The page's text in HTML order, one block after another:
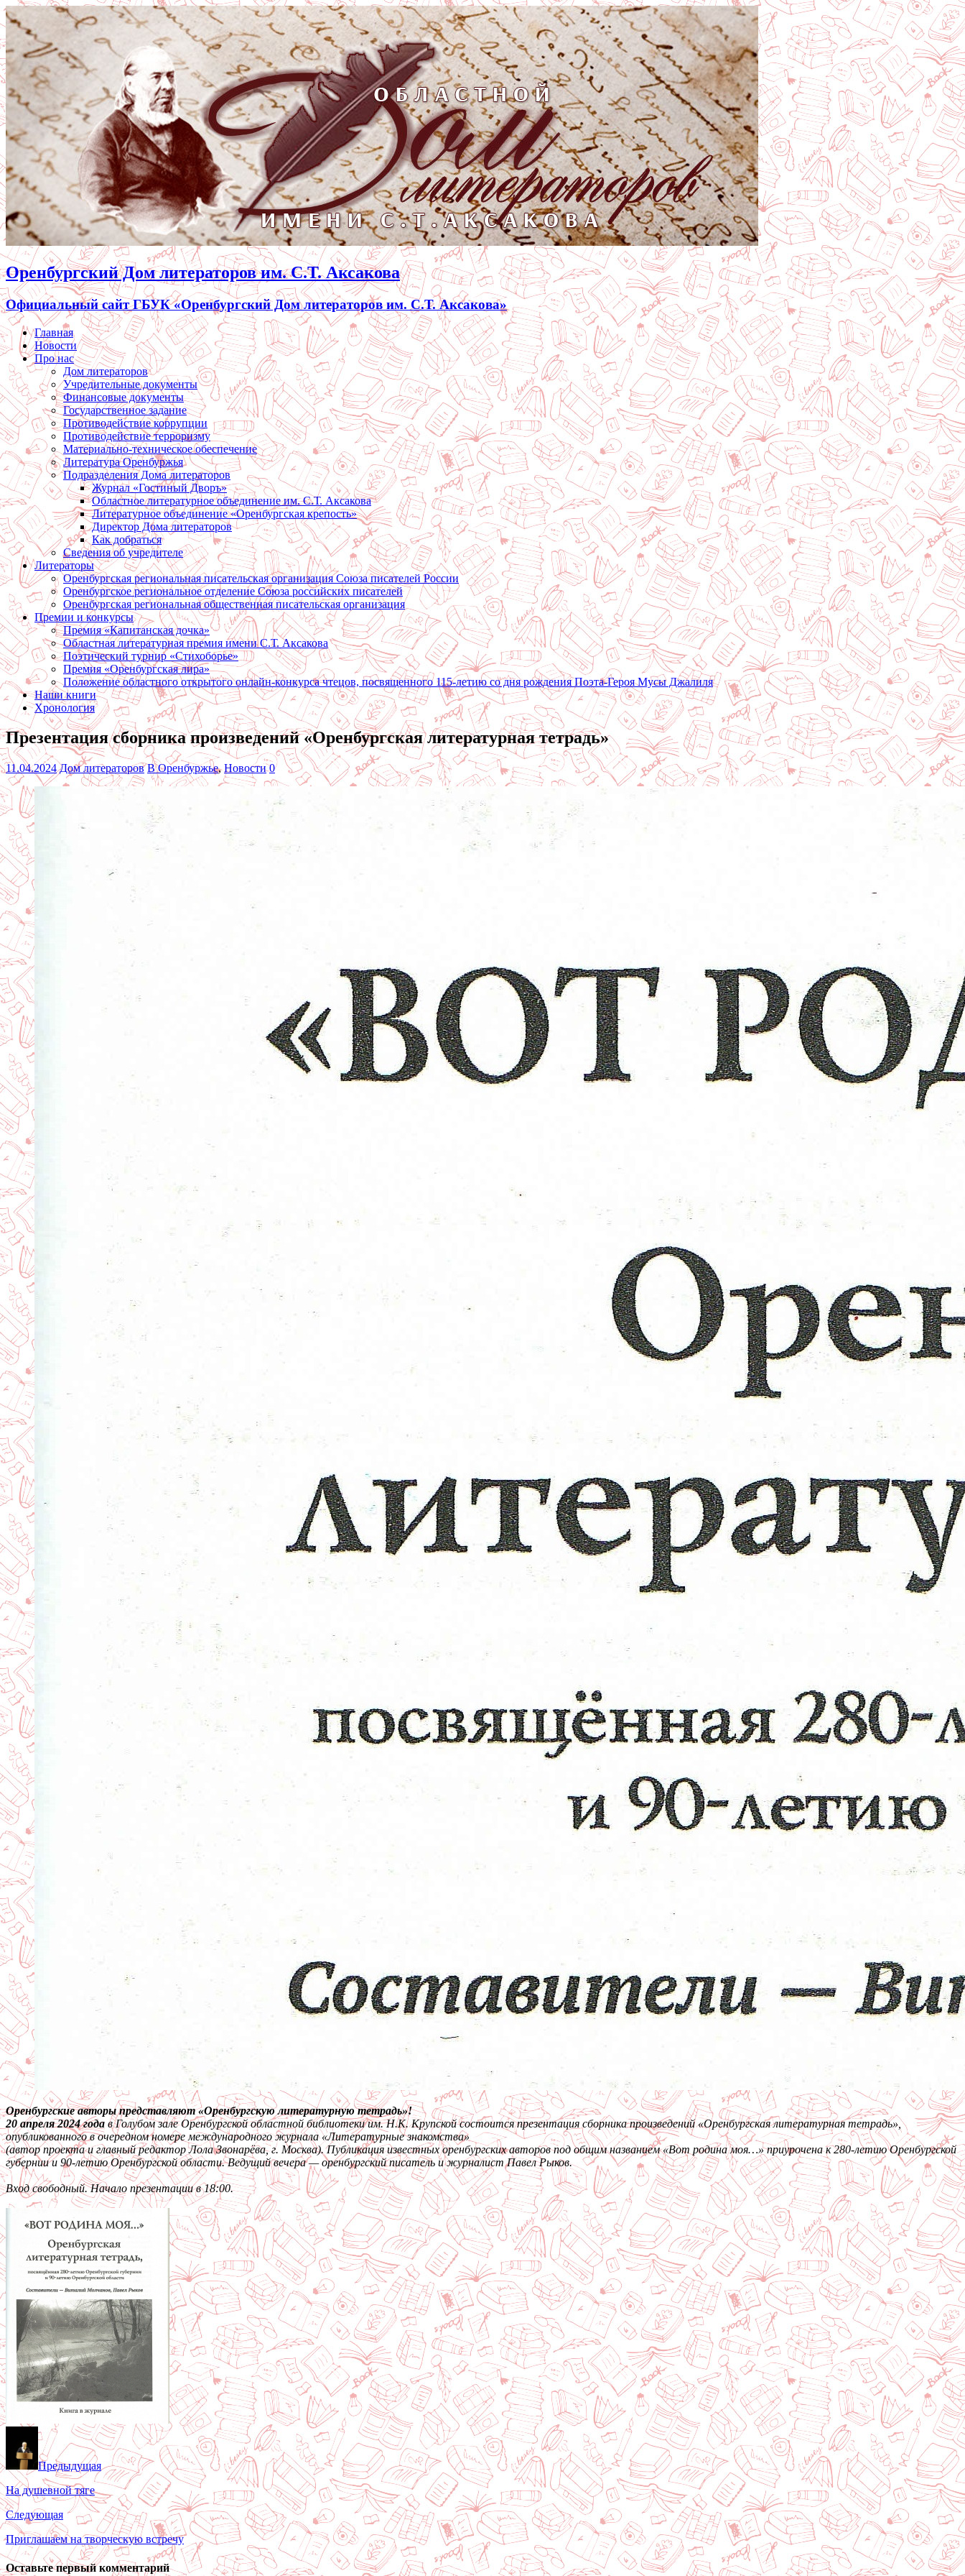
Оренбургский Дом литераторов им. С.Т. Аксакова
Официальный сайт ГБУК «Оренбургский Дом литераторов им. С.Т. Аксакова»
Главная
Новости
Про нас
Дом литераторов
Учредительные документы
Финансовые документы
Государственное задание
Противодействие коррупции
Противодействие терроризму
Материально-техническое обеспечение
Литература Оренбуржья
Подразделения Дома литераторов
Журнал «Гостиный Дворъ»
Областное литературное объединение им. С.Т. Аксакова
Литературное объединение «Оренбургская крепость»
Директор Дома литераторов
Как добраться
Сведения об учредителе
Литераторы
Оренбургская региональная писательская организация Союза писателей России
Оренбургское региональное отделение Союза российских писателей
Оренбургская региональная общественная писательская организация
Премии и конкурсы
Премия «Капитанская дочка»
Областная литературная премия имени С.Т. Аксакова
Поэтический турнир «Стихоборье»
Премия «Оренбургская лира»
Положение областного открытого онлайн-конкурса чтецов, посвященного 115-летию со дня рождения Поэта-Героя Мусы Джалиля
Наши книги
Хронология
Презентация сборника произведений «Оренбургская литературная тетрадь»
11.04.2024 Дом литераторов В Оренбуржье,Новости 0
Оренбургские авторы представляют «Оренбургскую литературную тетрадь»!
20 апреля 2024 года в Голубом зале Оренбургской областной библиотеки им. Н.К. Крупской состоится презентация сборника произведений «Оренбургская литературная тетрадь»,
опубликованного в очередном номере международного журнала «Литературные знакомства»
(автор проекта и главный редактор Лола Звонарёва, г. Москва). Публикация известных оренбургских авторов под общим названием «Вот родина моя…» приурочена к 280-летию Оренбургской
губернии и 90-летию Оренбургской области. Ведущий вечера — оренбургский писатель и журналист Павел Рыков.
Вход свободный. Начало презентации в 18:00.
Предыдущая
На душевной тяге
Следующая
Приглашаем на творческую встречу
Оставьте первый комментарий